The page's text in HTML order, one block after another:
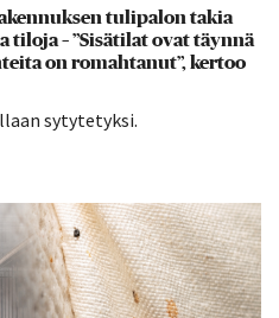
tulipalon takia
– ”Sisätilat ovat täynnä
on romahtanut”, kertoo
sytytetyksi.